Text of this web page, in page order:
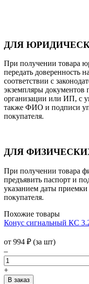
ДЛЯ
При получении товара
передать доверенность
соответствии с
экземпляры документов
организации или ИП, с
также ФИО и подписи
покупателя.
ДЛЯ
При получении товара
предъявить паспорт и
указанием даты
покупателя.
Похожие товары
Конус сигнальный КС
от 994 ₽ (за шт)
–
+